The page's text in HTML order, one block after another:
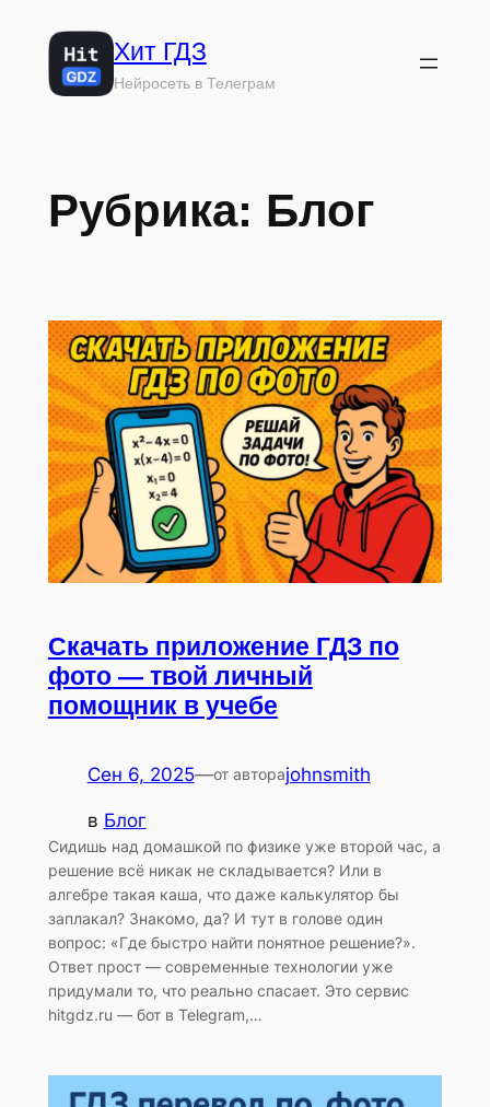
содержимому
Хит ГДЗ
Нейросеть в Телеграм
Рубрика: Блог
Скачать приложение ГДЗ по
фото — твой личный
помощник в учебе
Сен 6, 2025—от автораjohnsmith
в Блог
Сидишь над домашкой по физике уже второй час, а
решение всё никак не складывается? Или в
алгебре такая каша, что даже калькулятор бы
заплакал? Знакомо, да? И тут в голове один
вопрос: «Где быстро найти понятное решение?».
Ответ прост — современные технологии уже
придумали то, что реально спасает. Это сервис
hitgdz.ru — бот в Telegram,…